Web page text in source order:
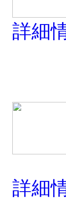
詳細
詳細